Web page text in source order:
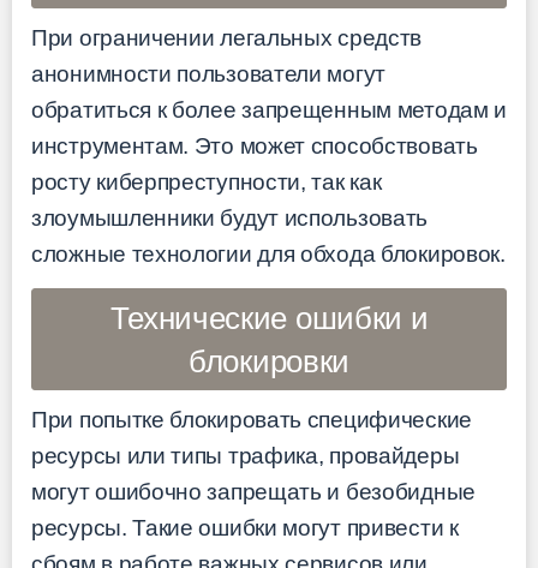
При ограничении легальных средств
анонимности пользователи могут
обратиться к более запрещенным методам и
инструментам. Это может способствовать
росту киберпреступности, так как
злоумышленники будут использовать
сложные технологии для обхода блокировок.
Технические ошибки и
блокировки
При попытке блокировать специфические
ресурсы или типы трафика, провайдеры
могут ошибочно запрещать и безобидные
ресурсы. Такие ошибки могут привести к